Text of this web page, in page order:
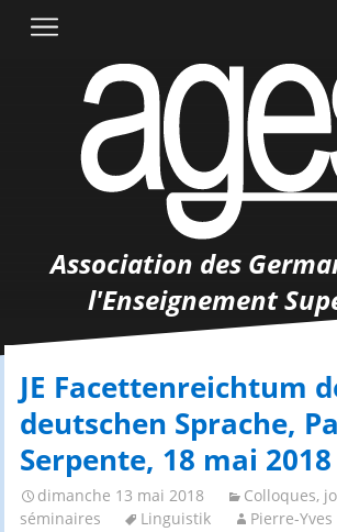
contenu
Association des
l'Enseignement
JE Facettenreichtum
deutschen Sprache,
Serpente, 18 mai 2018
dimanche 13 mai 2018
Colloques,
séminaires
Linguistik Pierre-